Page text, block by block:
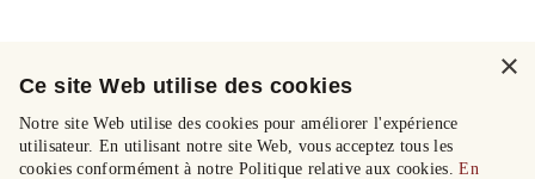
×
Ce site Web utilise des cookies
Notre site Web utilise des cookies pour améliorer l'expérience
utilisateur. En utilisant notre site Web, vous acceptez tous les
cookies conformément à notre Politique relative aux cookies.En